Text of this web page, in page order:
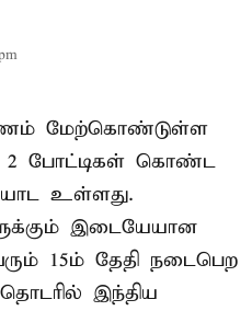
மேற்கொண்டுள்ள
போட்டிகள் கொண்ட
உள்ளது.
இடையேயான
15ம் தேதி நடைபெற
இந்திய